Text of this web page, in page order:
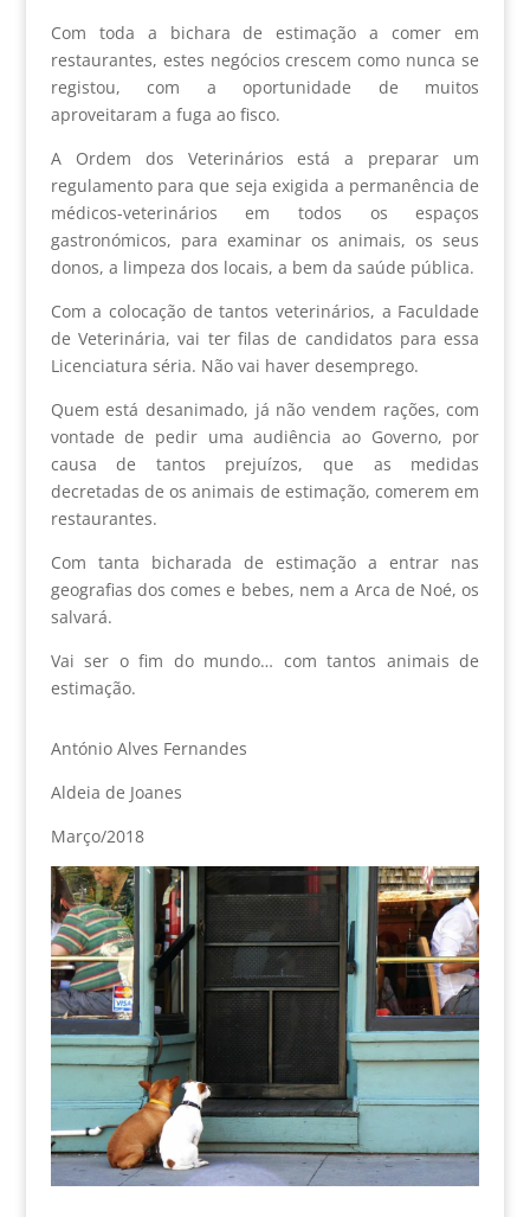
Com toda a bichara de estimação a comer em
restaurantes, estes negócios crescem como nunca se
registou, com a oportunidade de muitos
aproveitaram a fuga ao fisco.
A Ordem dos Veterinários está a preparar um
regulamento para que seja exigida a permanência de
médicos-veterinários em todos os espaços
gastronómicos, para examinar os animais, os seus
donos, a limpeza dos locais, a bem da saúde pública.
Com a colocação de tantos veterinários, a Faculdade
de Veterinária, vai ter filas de candidatos para essa
Licenciatura séria. Não vai haver desemprego.
Quem está desanimado, já não vendem rações, com
vontade de pedir uma audiência ao Governo, por
causa de tantos prejuízos, que as medidas
decretadas de os animais de estimação, comerem em
restaurantes.
Com tanta bicharada de estimação a entrar nas
geografias dos comes e bebes, nem a Arca de Noé, os
salvará.
Vai ser o fim do mundo… com tantos animais de
estimação.
António Alves Fernandes
Aldeia de Joanes
Março/2018